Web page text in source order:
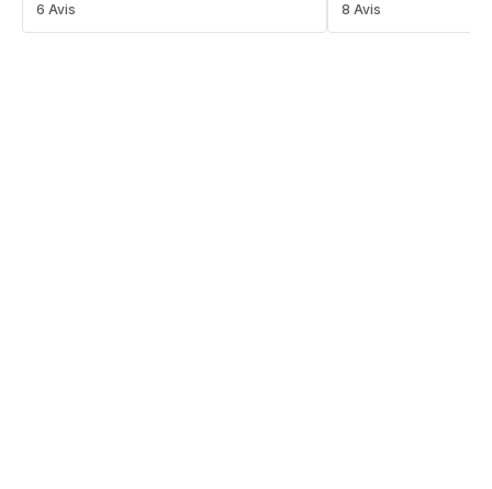
Avis
5
6 Avis ratings.4.4
8 Avis